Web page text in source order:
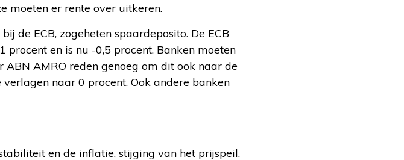
moeten er rente over uitkeren.
de ECB, zogeheten spaardeposito. De ECB
procent en is nu -0,5 procent. Banken moeten
AMRO reden genoeg om dit ook naar de
naar 0 procent. Ook andere banken
en de inflatie, stijging van het prijspeil.